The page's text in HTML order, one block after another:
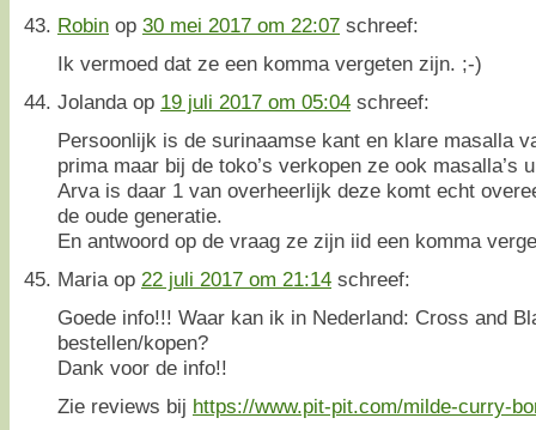
Robin op 30 mei 2017 om 22:07 schreef:
Ik vermoed dat ze een komma vergeten zijn. ;-)
Jolanda op 19 juli 2017 om 05:04 schreef:
Persoonlijk is de surinaamse kant en klare masalla
prima maar bij de toko’s verkopen ze ook masalla’s
Arva is daar 1 van overheerlijk deze komt echt
de oude generatie.
En antwoord op de vraag ze zijn iid een komma
Maria op 22 juli 2017 om 21:14 schreef:
Goede info!!! Waar kan ik in Nederland: Cross and
bestellen/kopen?
Dank voor de info!!
Zie reviews bij https://www.pit-pit.com/milde-curry-